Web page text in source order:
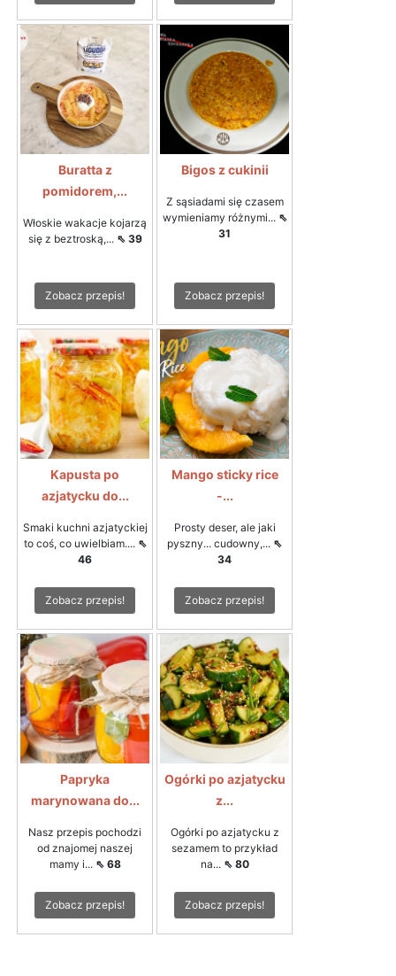
Buratta z
pomidorem,...
Włoskie wakacje kojarzą
się z beztroską,... ⇖ 39
Zobacz przepis!
Bigos z cukinii
Z sąsiadami się czasem
wymieniamy różnymi... ⇖
31
Zobacz przepis!
Kapusta po
azjatycku do...
Smaki kuchni azjatyckiej
to coś, co uwielbiam.... ⇖
46
Zobacz przepis!
Mango sticky rice
-...
Prosty deser, ale jaki
pyszny... cudowny,... ⇖
34
Zobacz przepis!
Papryka
marynowana do...
Nasz przepis pochodzi
od znajomej naszej
mamy i... ⇖ 68
Zobacz przepis!
Ogórki po azjatycku
z...
Ogórki po azjatycku z
sezamem to przykład
na... ⇖ 80
Zobacz przepis!